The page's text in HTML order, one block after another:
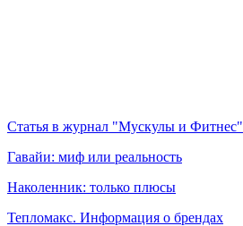
Статья в журнал "Мускулы и Фитнес"
Гавайи: миф или реальность
Наколенник: только плюсы
Тепломакс. Информация о брендах